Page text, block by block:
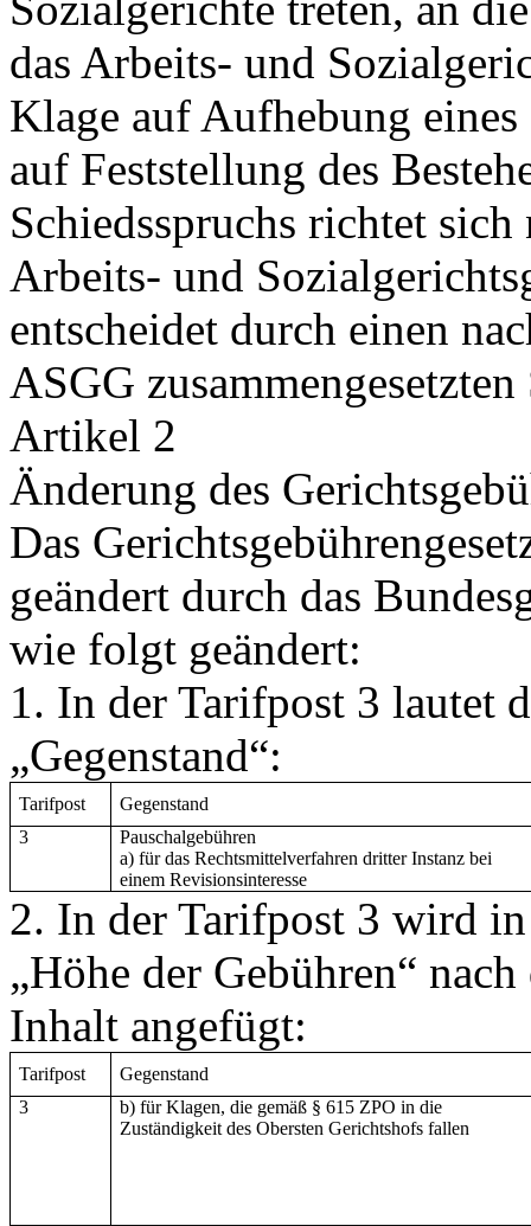
das Arbeits- und
Klage auf Aufhebung
auf Feststellung des
Schiedsspruchs richtet
Arbeits- und
entscheidet durch einen
ASGG zusammengesetzten
Artikel 2
Änderung des
Das
geändert durch das
wie folgt geändert:
1. In der Tarifpost 3 lautet
„Gegenstand“:
Tarifpost
Gegenstand
3
Pauschalgebühren
a) für das Rechtsmittelverfahren dritter Instanz bei
einem Revisionsinteresse
2. In der Tarifpost 3 wird
„Höhe der Gebühren“
Inhalt angefügt:
Tarifpost
Gegenstand
3
b) für Klagen, die gemäß § 615 ZPO in die
Zuständigkeit des Obersten Gerichtshofs fallen